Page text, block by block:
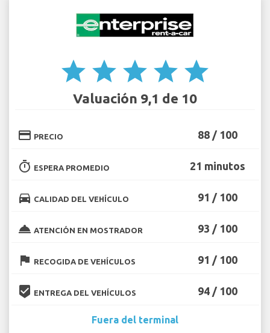
star star star star star
Valuación 9,1 de 10
credit_card PRECIO 88 / 100
timer ESPERA PROMEDIO 21 minutos
directions_car CALIDAD DEL VEHÍCULO 91 / 100
room_service ATENCIÓN EN MOSTRADOR 93 / 100
flag RECOGIDA DE VEHÍCULOS 91 / 100
beenhere ENTREGA DEL VEHÍCULOS 94 / 100
Fuera del terminal